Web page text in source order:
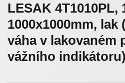
LESAK 4T1010PL,
1000x1000mm, lak
váha v lakovaném
vážního indikátoru)